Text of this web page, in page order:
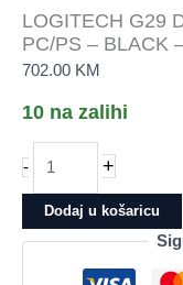
LOGITECH G29
PC/PS – BLACK
702.00 KM
10 na zalihi
-
LOGITECH
G29
Driving
Force
+
Dodaj u košaricu